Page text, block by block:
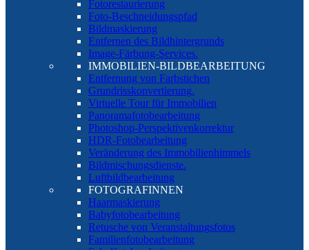
Fotorestaurierung
Foto-Beschneidungspfad
Bildmaskierung
Entfernen des Bildhintergrunds
Image-Färbung-Services.
IMMOBILIEN-BILDBEARBEITUNG
Entfernung von Farbstichen
Grundrisskonvertierung.
Virtuelle Tour für Immobilien
Panoramafotobearbeitung
Photoshop-Perspektivenkorrektur
HDR-Fotobearbeitung
Veränderung des Immobilienhimmels
Bildmischungsdienste.
Luftbildbearbeitung
FOTOGRAFINNEN
Haarmaskierung
Babyfotobearbeitung
Retusche von Veranstaltungsfotos
Familienfotobearbeitung